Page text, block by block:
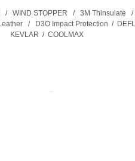
/ WIND STOPPER / 3M
/ D3O Impact Protection /
KEVLAR / COOLMAX